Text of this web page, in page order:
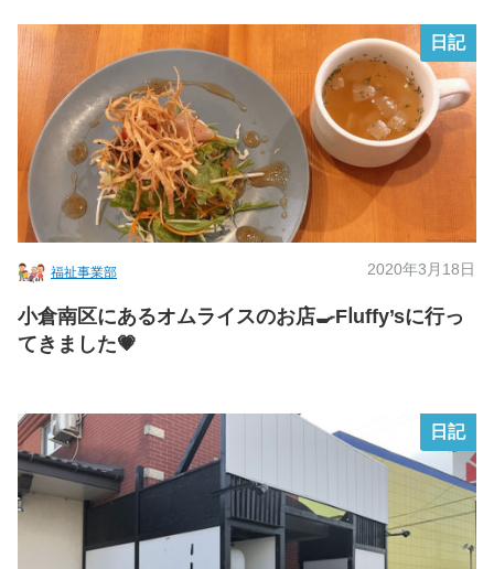
日記
福祉事業部 2020年3月18日
小倉南区にあるオムライスのお店🍳Fⅼuffy’sに行っ
てきました💗
日記